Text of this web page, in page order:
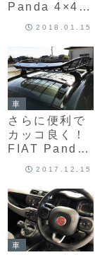
Panda 4×4
にロードバイ
ました♪
2018.01.15
車
さらに便利で
カッコ良く！
FIAT Panda
「THULE
TH859XT」
を付けました♪
2017.12.15
車